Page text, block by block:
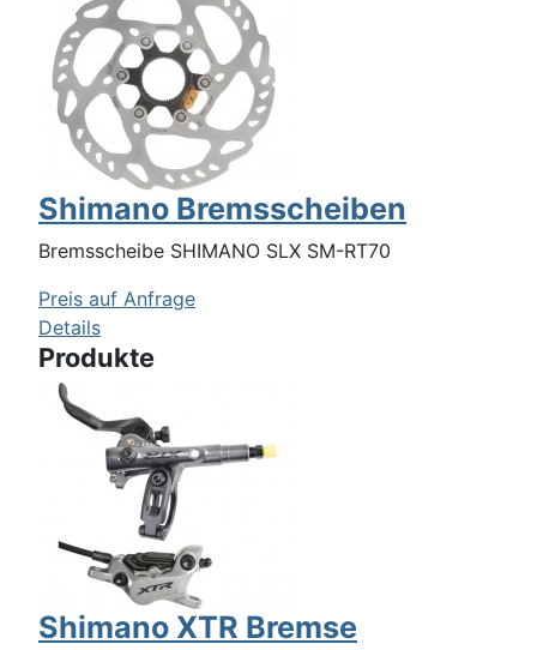
Shimano Bremsscheiben
Bremsscheibe SHIMANO SLX SM-RT70
Preis auf Anfrage
Details
Produkte
Shimano XTR Bremse